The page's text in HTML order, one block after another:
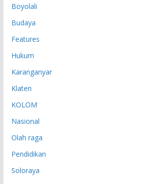
Boyolali
Budaya
Features
Hukum
Karanganyar
Klaten
KOLOM
Nasional
Olah raga
Pendidikan
Soloraya